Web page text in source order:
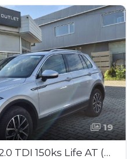
19
Volkswagen Tiguan 2.0 TDI 150ks Life AT (SAJ004)